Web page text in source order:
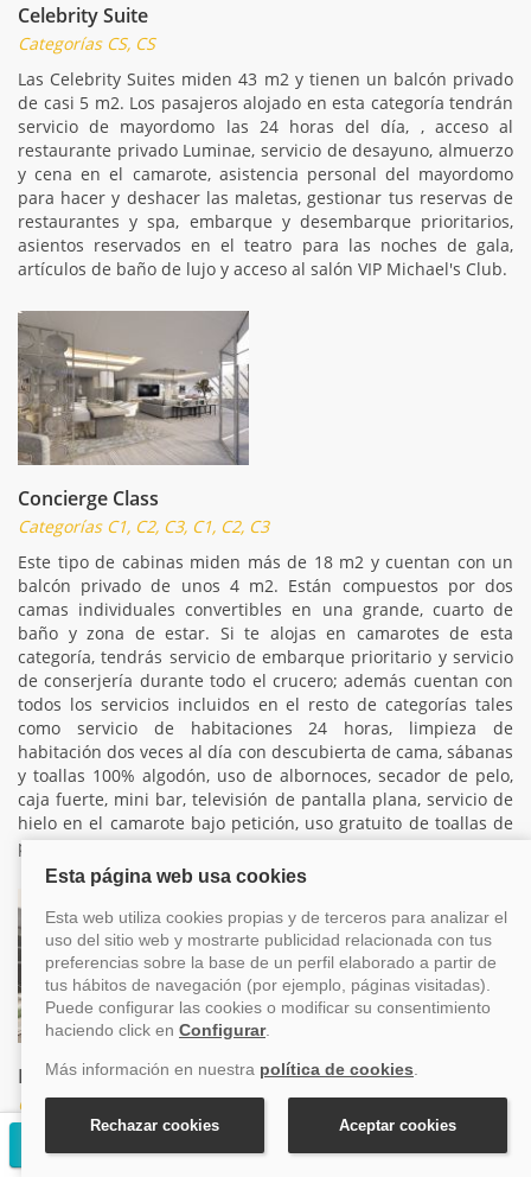
Celebrity Suite
Categorías CS, CS
Las Celebrity Suites miden 43 m2 y tienen un balcón privado
de casi 5 m2. Los pasajeros alojado en esta categoría tendrán
servicio de mayordomo las 24 horas del día, , acceso al
restaurante privado Luminae, servicio de desayuno, almuerzo
y cena en el camarote, asistencia personal del mayordomo
para hacer y deshacer las maletas, gestionar tus reservas de
restaurantes y spa, embarque y desembarque prioritarios,
asientos reservados en el teatro para las noches de gala,
artículos de baño de lujo y acceso al salón VIP Michael's Club.
Concierge Class
Categorías C1, C2, C3, C1, C2, C3
Este tipo de cabinas miden más de 18 m2 y cuentan con un
balcón privado de unos 4 m2. Están compuestos por dos
camas individuales convertibles en una grande, cuarto de
baño y zona de estar. Si te alojas en camarotes de esta
categoría, tendrás servicio de embarque prioritario y servicio
de conserjería durante todo el crucero; además cuentan con
todos los servicios incluidos en el resto de categorías tales
como servicio de habitaciones 24 horas, limpieza de
habitación dos veces al día con descubierta de cama, sábanas
y toallas 100% algodón, uso de albornoces, secador de pelo,
caja fuerte, mini bar, televisión de pantalla plana, servicio de
hielo en el camarote bajo petición, uso gratuito de toallas de
playa, artículos de baño personalizados para Celebrity.
Edge Villa
Categorías EV, EV
Las Edge Villa son lujosos camarotes de dos plantas que
miden 88 m2. Se dividen en un espacio abierto de estar, un